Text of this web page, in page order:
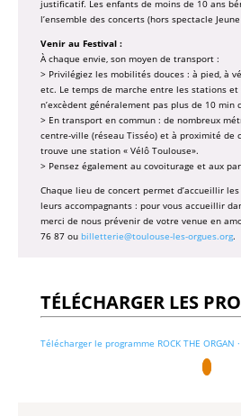
justificatif. Les enfants de moins de 10 ans
l’ensemble des concerts (hors spectacle
Venir au Festival :
À chaque envie, son moyen de transport :
> Privilégiez les mobilités douces : à pied, à
etc. Le temps de marche entre les stations et
n’excèdent généralement pas plus de 10 min
> En transport en commun : de nombreux
centre-ville (réseau Tisséo) et à proximité de
trouve une station « Vélô Toulouse».
> Pensez également au covoiturage et aux
Chaque lieu de concert permet d’accueillir les
leurs accompagnants : pour vous accueillir
merci de nous prévenir de votre venue en
76 87 ou billetterie@toulouse-les-orgues.org.
TÉLÉCHARGER LES
Télécharger le programme ROCK THE ORGAN